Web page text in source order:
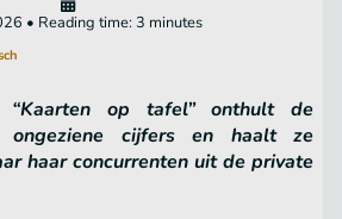
• Reading time: 3 minutes
op tafel” onthult de
ongeziene cijfers en haalt ze
haar concurrenten uit de private